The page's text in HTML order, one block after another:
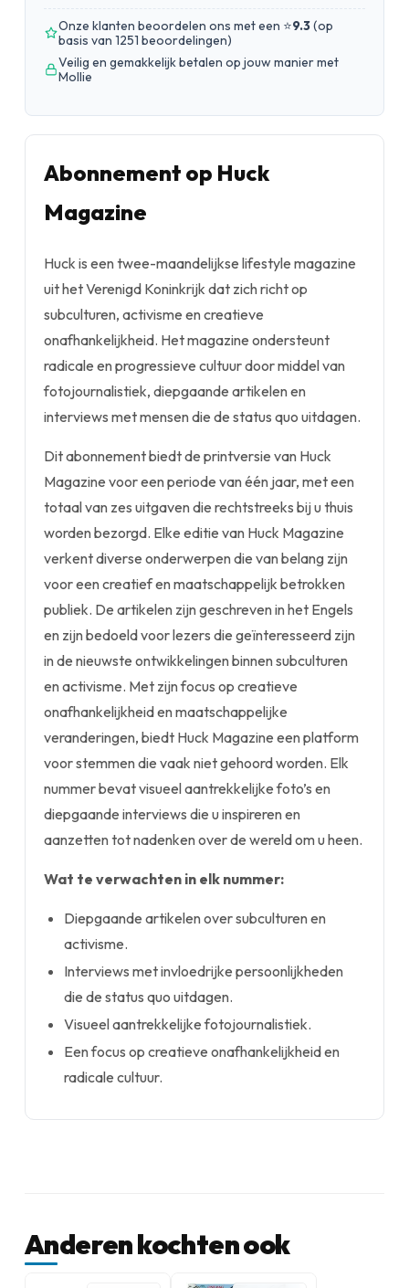
Onze klanten beoordelen ons met een ⭐9.3(op
basis van 1251 beoordelingen)
Veilig en gemakkelijk betalen op jouw manier met
Mollie
Abonnement op Huck
Magazine
Huck is een twee-maandelijkse lifestyle magazine
uit het Verenigd Koninkrijk dat zich richt op
subculturen, activisme en creatieve
onafhankelijkheid. Het magazine ondersteunt
radicale en progressieve cultuur door middel van
fotojournalistiek, diepgaande artikelen en
interviews met mensen die de status quo uitdagen.
Dit abonnement biedt de printversie van Huck
Magazine voor een periode van één jaar, met een
totaal van zes uitgaven die rechtstreeks bij u thuis
worden bezorgd. Elke editie van Huck Magazine
verkent diverse onderwerpen die van belang zijn
voor een creatief en maatschappelijk betrokken
publiek. De artikelen zijn geschreven in het Engels
en zijn bedoeld voor lezers die geïnteresseerd zijn
in de nieuwste ontwikkelingen binnen subculturen
en activisme. Met zijn focus op creatieve
onafhankelijkheid en maatschappelijke
veranderingen, biedt Huck Magazine een platform
voor stemmen die vaak niet gehoord worden. Elk
nummer bevat visueel aantrekkelijke foto’s en
diepgaande interviews die u inspireren en
aanzetten tot nadenken over de wereld om u heen.
Wat te verwachten in elk nummer:
Diepgaande artikelen over subculturen en
activisme.
Interviews met invloedrijke persoonlijkheden
die de status quo uitdagen.
Visueel aantrekkelijke fotojournalistiek.
Een focus op creatieve onafhankelijkheid en
radicale cultuur.
Anderen kochten ook